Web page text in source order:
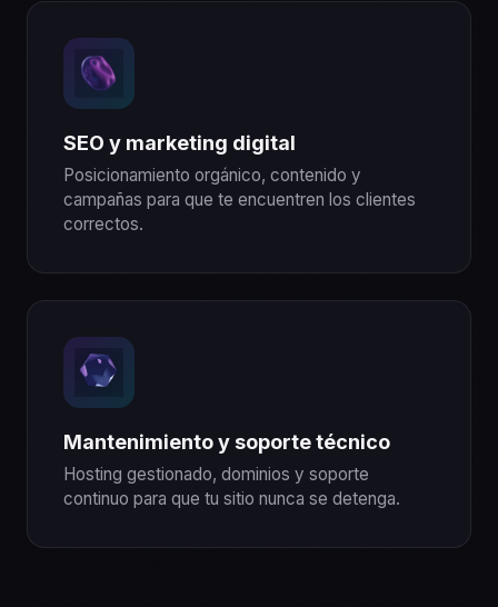
SEO y marketing digital
Posicionamiento orgánico, contenido y
campañas para que te encuentren los clientes
correctos.
Mantenimiento y soporte técnico
Hosting gestionado, dominios y soporte
continuo para que tu sitio nunca se detenga.